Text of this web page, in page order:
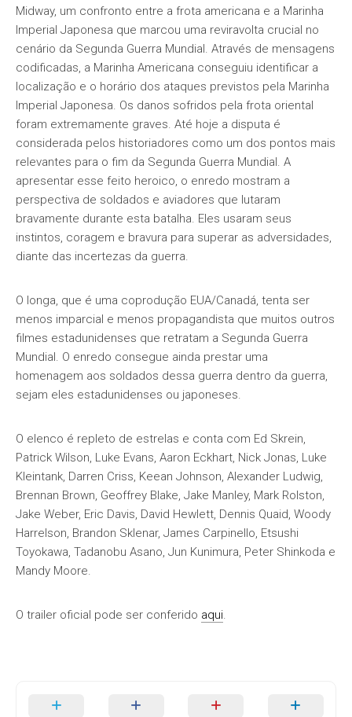
Midway, um confronto entre a frota americana e a Marinha
Imperial Japonesa que marcou uma reviravolta crucial no
cenário da Segunda Guerra Mundial. Através de mensagens
codificadas, a Marinha Americana conseguiu identificar a
localização e o horário dos ataques previstos pela Marinha
Imperial Japonesa. Os danos sofridos pela frota oriental
foram extremamente graves. Até hoje a disputa é
considerada pelos historiadores como um dos pontos mais
relevantes para o fim da Segunda Guerra Mundial. A
apresentar esse feito heroico, o enredo mostram a
perspectiva de soldados e aviadores que lutaram
bravamente durante esta batalha. Eles usaram seus
instintos, coragem e bravura para superar as adversidades,
diante das incertezas da guerra.
O longa, que é uma coprodução EUA/Canadá, tenta ser
menos imparcial e menos propagandista que muitos outros
filmes estadunidenses que retratam a Segunda Guerra
Mundial. O enredo consegue ainda prestar uma
homenagem aos soldados dessa guerra dentro da guerra,
sejam eles estadunidenses ou japoneses.
O elenco é repleto de estrelas e conta com Ed Skrein,
Patrick Wilson, Luke Evans, Aaron Eckhart, Nick Jonas, Luke
Kleintank, Darren Criss, Keean Johnson, Alexander Ludwig,
Brennan Brown, Geoffrey Blake, Jake Manley, Mark Rolston,
Jake Weber, Eric Davis, David Hewlett, Dennis Quaid, Woody
Harrelson, Brandon Sklenar, James Carpinello, Etsushi
Toyokawa, Tadanobu Asano, Jun Kunimura, Peter Shinkoda e
Mandy Moore.
O trailer oficial pode ser conferido aqui.